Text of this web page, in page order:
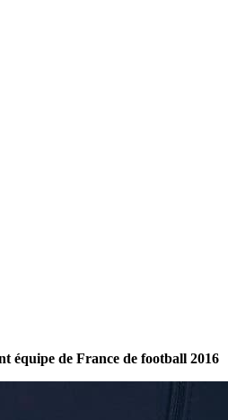
équipe de France de football 2016